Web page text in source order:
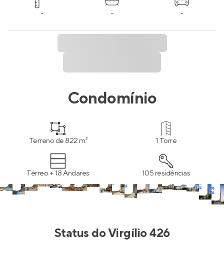
- - -
Condomínio
Terreno de 822 m² 1 Torre
Térreo + 18 Andares 105 residências
Status doVirgílio 426